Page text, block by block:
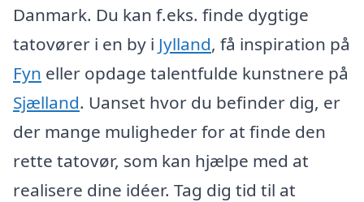
Danmark. Du kan f.eks. finde dygtige
tatovører i en by i Jylland, få inspiration på
Fyn eller opdage talentfulde kunstnere på
Sjælland. Uanset hvor du befinder dig, er
der mange muligheder for at finde den
rette tatovør, som kan hjælpe med at
realisere dine idéer. Tag dig tid til at